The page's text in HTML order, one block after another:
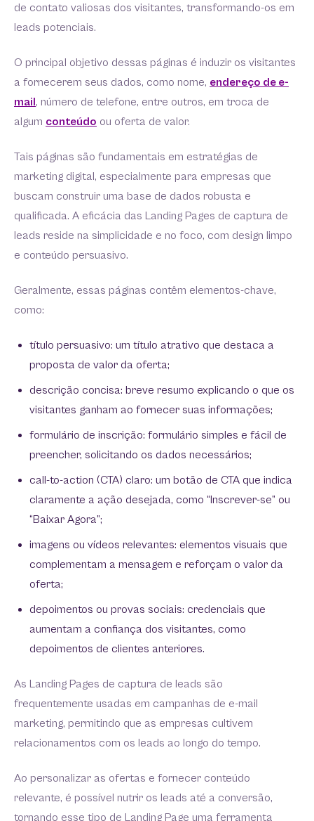
de contato valiosas dos visitantes, transformando-os em
leads potenciais.
O principal objetivo dessas páginas é induzir os visitantes
a fornecerem seus dados, como nome, endereço de e-
mail, número de telefone, entre outros, em troca de
algum conteúdo ou oferta de valor.
Tais páginas são fundamentais em estratégias de
marketing digital, especialmente para empresas que
buscam construir uma base de dados robusta e
qualificada. A eficácia das Landing Pages de captura de
leads reside na simplicidade e no foco, com design limpo
e conteúdo persuasivo.
Geralmente, essas páginas contêm elementos-chave,
como:
título persuasivo: um título atrativo que destaca a
proposta de valor da oferta;
descrição concisa: breve resumo explicando o que os
visitantes ganham ao fornecer suas informações;
formulário de inscrição: formulário simples e fácil de
preencher, solicitando os dados necessários;
call-to-action (CTA) claro: um botão de CTA que indica
claramente a ação desejada, como “Inscrever-se” ou
“Baixar Agora”;
imagens ou vídeos relevantes: elementos visuais que
complementam a mensagem e reforçam o valor da
oferta;
depoimentos ou provas sociais: credenciais que
aumentam a confiança dos visitantes, como
depoimentos de clientes anteriores.
As Landing Pages de captura de leads são
frequentemente usadas em campanhas de e-mail
marketing, permitindo que as empresas cultivem
relacionamentos com os leads ao longo do tempo.
Ao personalizar as ofertas e fornecer conteúdo
relevante, é possível nutrir os leads até a conversão,
tornando esse tipo de Landing Page uma ferramenta